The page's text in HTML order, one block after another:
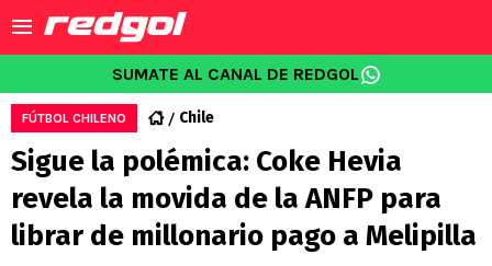
SUMATE AL CANAL DE REDGOL
FÚTBOL CHILENO Chile
Sigue la polémica: Coke Hevia
revela la movida de la ANFP para
librar de millonario pago a Melipilla